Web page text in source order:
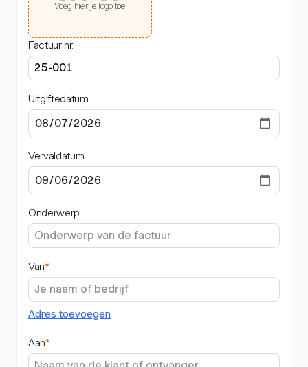
Voeg hier je logo toe
Factuur nr.
Uitgiftedatum
Vervaldatum
Onderwerp
Van*
Adres toevoegen
Aan*